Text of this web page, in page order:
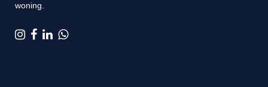
woning.